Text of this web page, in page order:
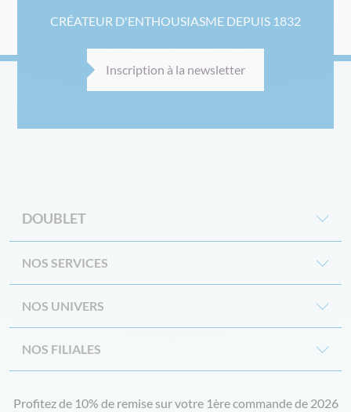
CRÉATEUR D'ENTHOUSIASME DEPUIS 1832
Inscription à la newsletter
DOUBLET
NOS SERVICES
NOS UNIVERS
NOS FILIALES
Profitez de 10% de remise sur votre 1ère commande de 2026